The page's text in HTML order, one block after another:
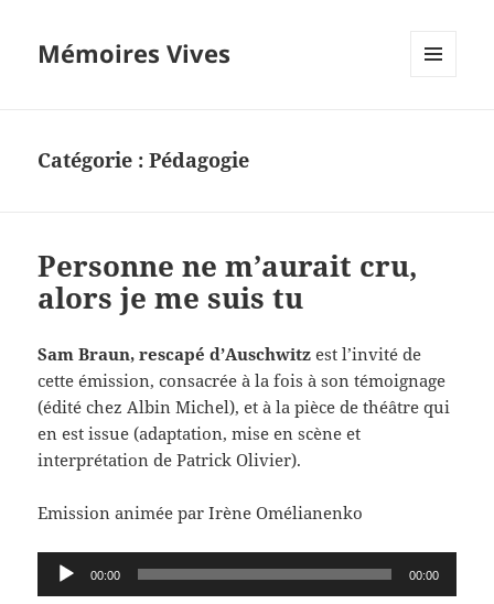
Mémoires Vives
Catégorie :Pédagogie
Personne ne m’aurait cru,
alors je me suis tu
Sam Braun, rescapé d’Auschwitz est l’invité de
cette émission, consacrée à la fois à son témoignage
(édité chez Albin Michel), et à la pièce de théâtre qui
en est issue (adaptation, mise en scène et
interprétation de Patrick Olivier).
Emission animée par Irène Omélianenko
Lecteur
audio
00:00 00:00